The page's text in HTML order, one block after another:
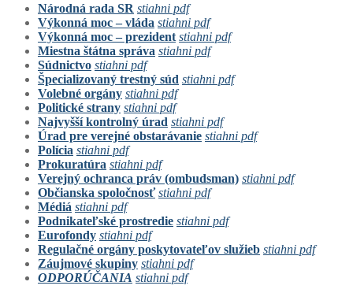
Národná rada SR stiahni pdf
Výkonná moc – vláda stiahni pdf
Výkonná moc – prezident stiahni pdf
Miestna štátna správa stiahni pdf
Súdnictvo stiahni pdf
Špecializovaný trestný súd stiahni pdf
Volebné orgány stiahni pdf
Politické strany stiahni pdf
Najvyšší kontrolný úrad stiahni pdf
Úrad pre verejné obstarávanie stiahni pdf
Polícia stiahni pdf
Prokuratúra stiahni pdf
Verejný ochranca práv (ombudsman) stiahni pdf
Občianska spoločnosť stiahni pdf
Médiá stiahni pdf
Podnikateľské prostredie stiahni pdf
Eurofondy stiahni pdf
Regulačné orgány poskytovateľov služieb stiahni pdf
Záujmové skupiny stiahni pdf
ODPORÚČANIA stiahni pdf